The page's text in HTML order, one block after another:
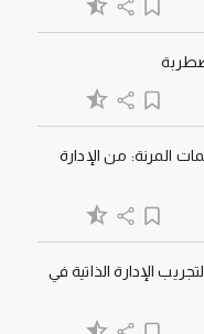
المرنة: من الإدارة
الإدارة الذاتية في